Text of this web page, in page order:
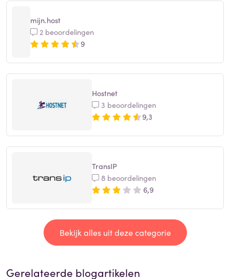
mijn.host
2 beoordelingen
9
Hostnet
3 beoordelingen
9,3
TransIP
8 beoordelingen
6,9
Bekijk alles uit deze categorie
Gerelateerde blogartikelen